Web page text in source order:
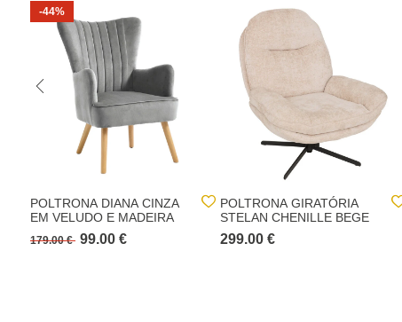
-44%
POLTRONA DIANA CINZA
EM VELUDO E MADEIRA
179.00 € 99.00 €
POLTRONA GIRATÓRIA
STELAN CHENILLE BEGE
299.00 €